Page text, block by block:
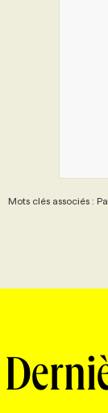
Mots clés associés :